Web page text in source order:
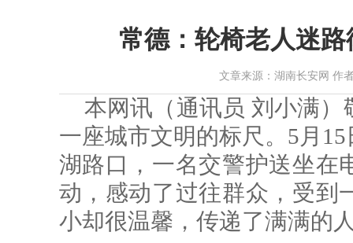
常德：轮椅老人迷
文章来源：湖南长安网 作
本网讯（通讯员 刘小满）
一座城市文明的标尺。5月
湖路口，一名交警护送坐在
动，感动了过往群众，受到
小却很温馨，传递了满满的